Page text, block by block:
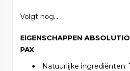
Volgt nog...
EIGENSCHAPPEN
PAX
Natuurlijke ingrediënten: